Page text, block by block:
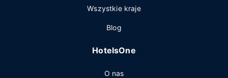
Wszystkie kraje
Blog
HotelsOne
O nas